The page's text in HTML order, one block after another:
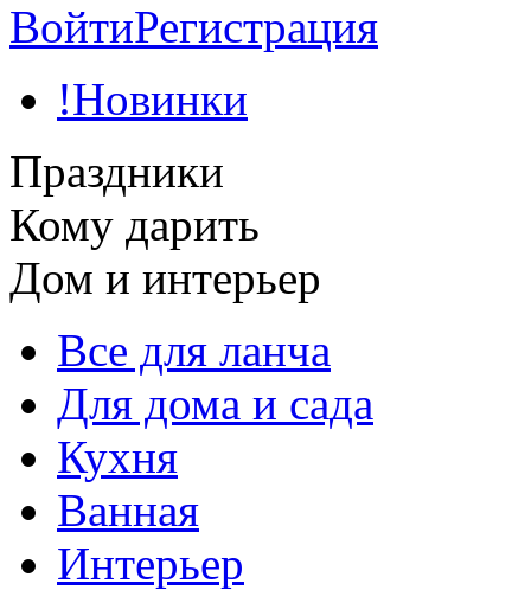
ВойтиРегистрация
!Новинки
Праздники
Кому дарить
Дом и интерьер
Все для ланча
Для дома и сада
Кухня
Ванная
Интерьер